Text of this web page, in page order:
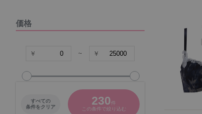
COCO Linge
グラマープリンセス
パナシェ
価格
~
すべての
条件をクリア
230件
この条件で絞り込む